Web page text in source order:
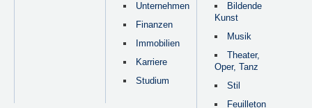
Unternehmen
Finanzen
Immobilien
Karriere
Studium
Bildende
Kunst
Musik
Theater,
Oper, Tanz
Stil
Feuilleton